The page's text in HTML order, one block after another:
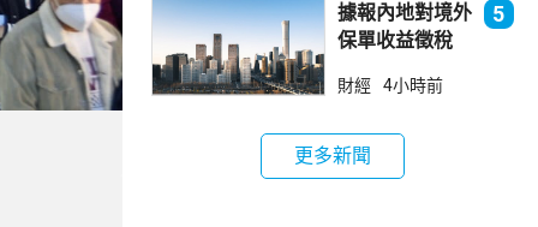
據報內地對境外
保單收益徵稅
倫敦股價急跌
5
財經 4小時前
更多新聞